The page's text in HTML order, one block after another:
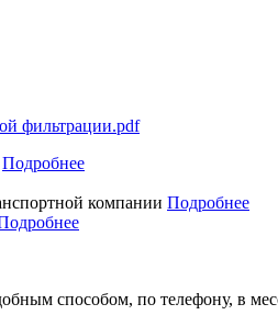
фильтрации.pdf
Подробнее
компании Подробнее
способом, по телефону, в